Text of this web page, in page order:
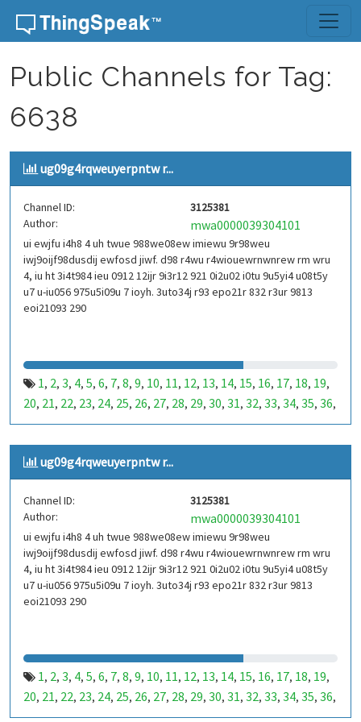
Skip to content
Public Channels for Tag:
6638
ug09g4rqweuyerpntw r...
Channel ID:
3125381
Author:
mwa0000039304101
ui ewjfu i4h8 4 uh twue 988we08ew imiewu 9r98weu
iwj9oijf98dusdij ewfosd jiwf. d98 r4wu r4wiouewrnwnrew rm wru
4, iu ht 3i4t984 ieu 0912 12ijr 9i3r12 921 0i2u02 i0tu 9u5yi4 u08t5y
u7 u-iu056 975u5i09u 7 ioyh. 3uto34j r93 epo21r 832 r3ur 9813
eoi21093 290
1, 2, 3, 4, 5, 6, 7, 8, 9, 10, 11, 12, 13, 14, 15, 16, 17, 18, 19,
20, 21, 22, 23, 24, 25, 26, 27, 28, 29, 30, 31, 32, 33, 34, 35, 36,
37,38,39,40,41,42,43,44,45,46,47,48,49,50,51,52,53,
99,100,101,102,103,104,105,106,107,108,109,110,
111,112,113,114,115,116,
123,124,125,126,127,128,129,130,131,132,133,134,
135,136,137 141,142,143
147,148 153,154,155,156,157,158
159,160,161,162,163,164,165 ,166,167,168,
171 ,172,173 ,174,175,176,177,178,179 ,180,181 ,182,
183,184,185,186, 187,188,189 ,190,191,192,193,194
195,196 ,197
231,232,233,234,235,236,237,238,239,
243, 244, 245, 246, 247,248,249,250 ,251,252, 253 ,254,
255 ,256,257, 258,259,260,261,262,263 ,264,265 , 266
ug09g4rqweuyerpntw r...
Channel ID:
3125381
Author:
mwa0000039304101
ui ewjfu i4h8 4 uh twue 988we08ew imiewu 9r98weu
iwj9oijf98dusdij ewfosd jiwf. d98 r4wu r4wiouewrnwnrew rm wru
4, iu ht 3i4t984 ieu 0912 12ijr 9i3r12 921 0i2u02 i0tu 9u5yi4 u08t5y
u7 u-iu056 975u5i09u 7 ioyh. 3uto34j r93 epo21r 832 r3ur 9813
eoi21093 290
1, 2, 3, 4, 5, 6, 7, 8, 9, 10, 11, 12, 13, 14, 15, 16, 17, 18, 19,
20, 21, 22, 23, 24, 25, 26, 27, 28, 29, 30, 31, 32, 33, 34, 35, 36,
37,38,39,40,41,42,43,44,45,46,47,48,49,50,51,52,53,